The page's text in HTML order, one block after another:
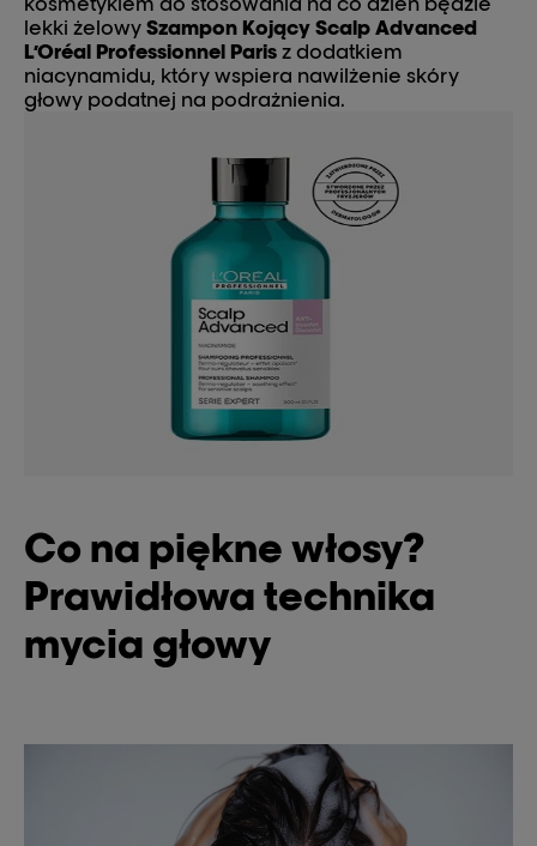
lekki żelowy Szampon Kojący Scalp Advanced
L’Oréal Professionnel Paris z dodatkiem
niacynamidu, który wspiera nawilżenie skóry
głowy podatnej na podrażnienia.
Co na piękne włosy?
Prawidłowa technika
mycia głowy